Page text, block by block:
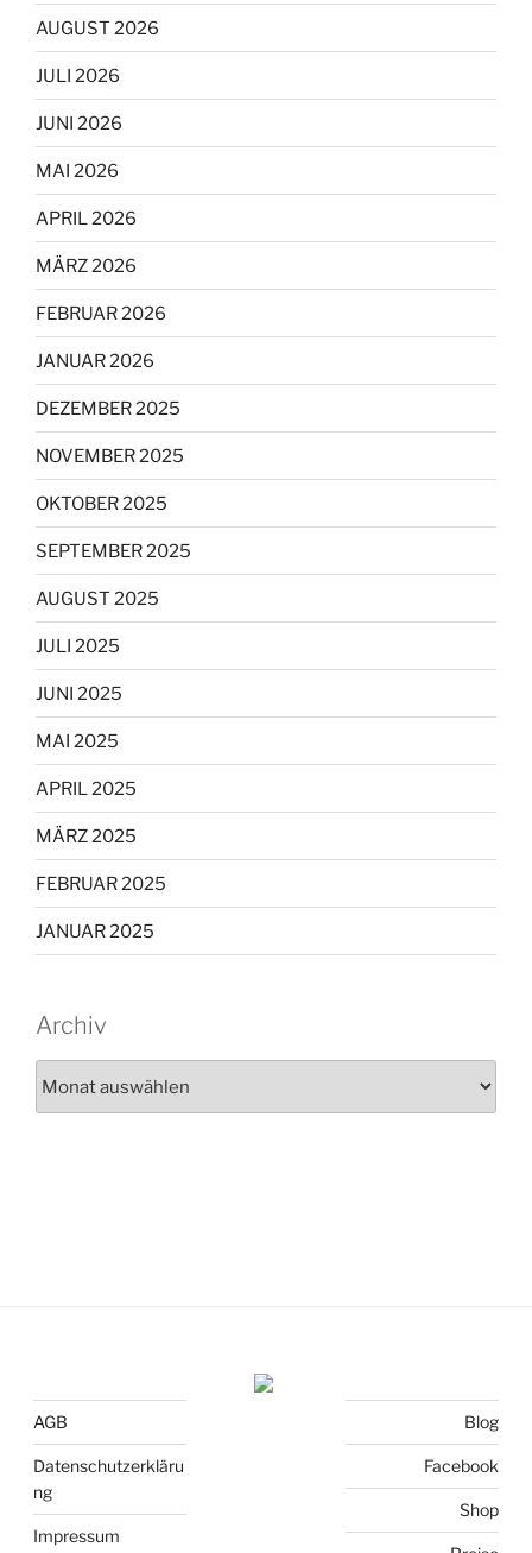
AUGUST 2026
JULI 2026
JUNI 2026
MAI 2026
APRIL 2026
MÄRZ 2026
FEBRUAR 2026
JANUAR 2026
DEZEMBER 2025
NOVEMBER 2025
OKTOBER 2025
SEPTEMBER 2025
AUGUST 2025
JULI 2025
JUNI 2025
MAI 2025
APRIL 2025
MÄRZ 2025
FEBRUAR 2025
JANUAR 2025
Archiv
AGB
Datenschutzerkläru
ng
Impressum
Blog
Facebook
Shop